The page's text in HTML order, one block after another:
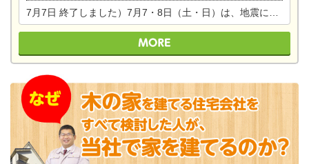
7月7日 終了しました）7月7・8日（土・日）は、地震に強くて安心！暮らしを楽しむ東濃ひのきの平屋の家体験見学会を開催します。ぜひお越しください。